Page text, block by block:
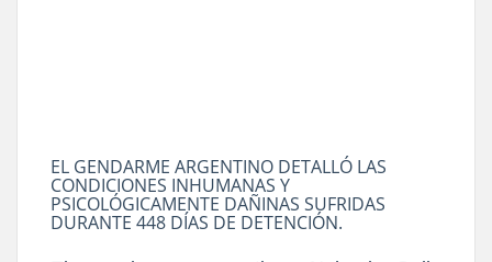
EL GENDARME ARGENTINO DETALLÓ LAS
CONDICIONES INHUMANAS Y
PSICOLÓGICAMENTE DAÑINAS SUFRIDAS
DURANTE 448 DÍAS DE DETENCIÓN.